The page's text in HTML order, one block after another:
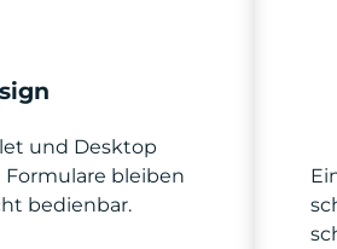
und Desktop
bleiben
bedienbar.